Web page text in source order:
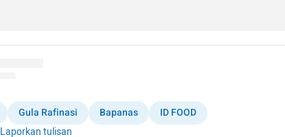
Gula Rafinasi Bapanas
ID FOOD
Laporkan tulisan